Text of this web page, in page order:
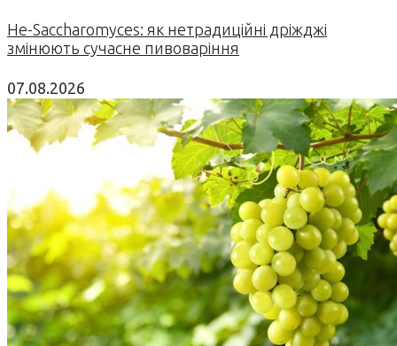
Не-Saccharomyces: як нетрадиційні дріжджі
змінюють сучасне пивоваріння
07.08.2026